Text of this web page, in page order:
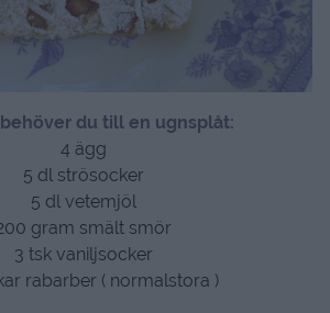
behöver du till en ugnsplåt:
4 ägg
5 dl strösocker
5 dl vetemjöl
gram smält smör
3 tsk vaniljsocker
rabarber ( normalstora )